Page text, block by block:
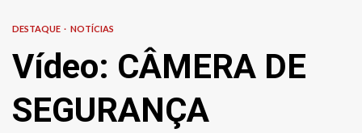
DESTAQUE NOTÍCIAS
Vídeo: CÂMERA DE
SEGURANÇA